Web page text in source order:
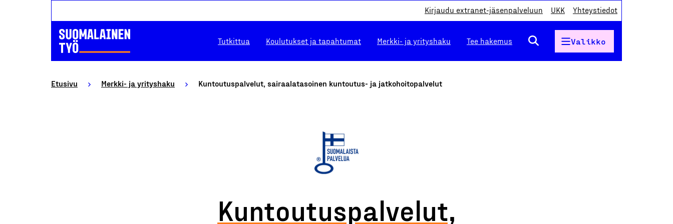
Kirjaudu extranet-jäsenpalveluun UKK Yhteystiedot
Tutkittua Koulutukset ja tapahtumat Merkki- ja yrityshaku Tee hakemus Valikko
Etusivu Merkki- ja yrityshaku Kuntoutuspalvelut, sairaalatasoinen kuntoutus- ja jatkohoitopalvelut
Kuntoutuspalvelut,